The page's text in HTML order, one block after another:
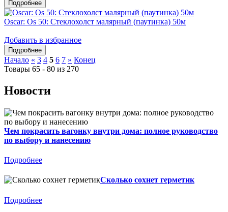
Oscar: Os 50: Стеклохолст малярный (паутинка) 50м
Добавить в избранное
Начало « 3 4 5 6 7 » Конец
Товары 65 - 80 из 270
Новости
Чем покрасить вагонку внутри дома: полное руководство
по выбору и нанесению
Подробнее
Сколько сохнет герметик
Подробнее